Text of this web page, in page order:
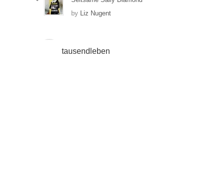
by Liz Nugent
tausendleben